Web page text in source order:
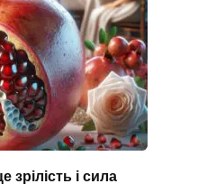
зрілість і сила